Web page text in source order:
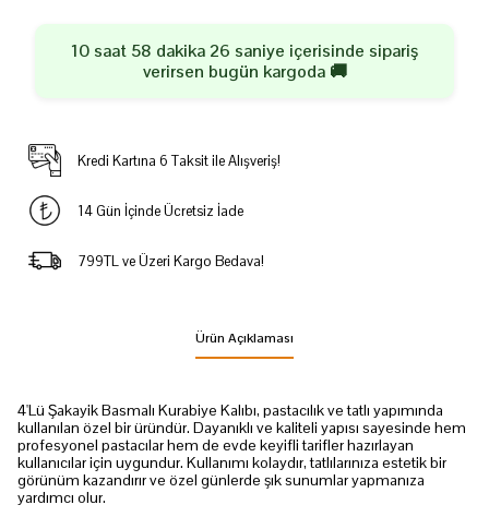
10 saat 58 dakika 26 saniye içerisinde sipariş
verirsen bugün kargoda 🚚
Kredi Kartına 6 Taksit ile Alışveriş!
14 Gün İçinde Ücretsiz İade
799TL ve Üzeri Kargo Bedava!
Ürün Açıklaması
4'Lü Şakayik Basmalı Kurabiye Kalıbı, pastacılık ve tatlı yapımında
kullanılan özel bir üründür. Dayanıklı ve kaliteli yapısı sayesinde hem
profesyonel pastacılar hem de evde keyifli tarifler hazırlayan
kullanıcılar için uygundur. Kullanımı kolaydır, tatlılarınıza estetik bir
görünüm kazandırır ve özel günlerde şık sunumlar yapmanıza
yardımcı olur.